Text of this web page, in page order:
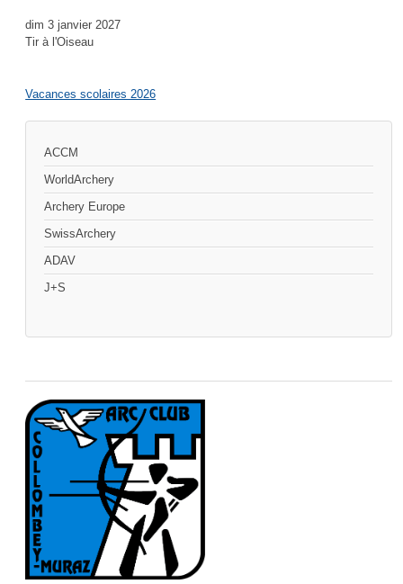
dim 3 janvier 2027
Tir à l'Oiseau
Vacances scolaires 2026
ACCM
WorldArchery
Archery Europe
SwissArchery
ADAV
J+S